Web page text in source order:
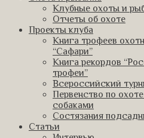
Клубные охоты и
Отчеты об охоте
Проекты клуба
Книга трофеев
“Сафари”
Книга рекордов
трофеи”
Всероссийский
Первенство по
собаками
Состязания
Статьи